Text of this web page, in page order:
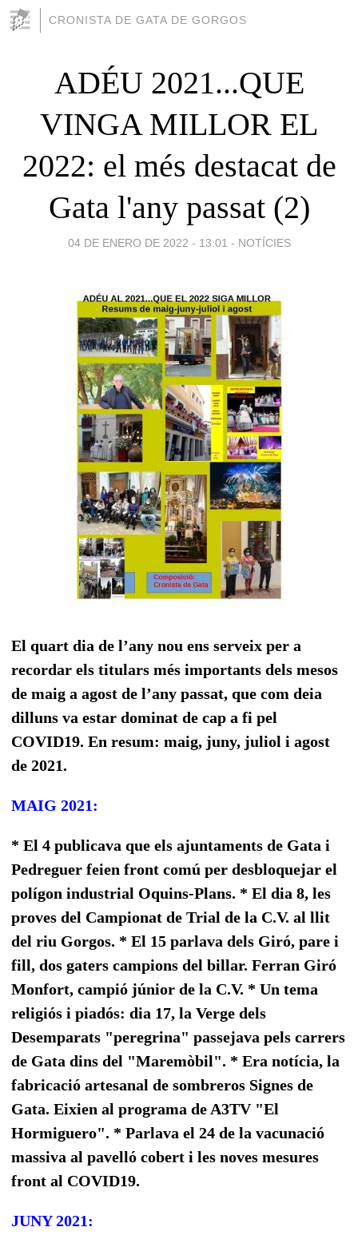
CRONISTA DE GATA DE GORGOS
ADÉU 2021...QUE
VINGA MILLOR EL
2022: el més destacat de
Gata l'any passat (2)
04 DE ENERO DE 2022 - 13:01 - NOTÍCIES
El quart dia de l’any nou ens serveix per a
recordar els titulars més importants dels mesos
de maig a agost de l’any passat, que com deia
dilluns va estar dominat de cap a fi pel
COVID19. En resum: maig, juny, juliol i agost
de 2021.
MAIG 2021:
* El 4 publicava que els ajuntaments de Gata i
Pedreguer feien front comú per desbloquejar el
polígon industrial Oquins-Plans. * El dia 8, les
proves del Campionat de Trial de la C.V. al llit
del riu Gorgos. * El 15 parlava dels Giró, pare i
fill, dos gaters campions del billar. Ferran Giró
Monfort, campió júnior de la C.V. * Un tema
religiós i piadós: dia 17, la Verge dels
Desemparats "peregrina" passejava pels carrers
de Gata dins del "Maremòbil". * Era notícia, la
fabricació artesanal de sombreros Signes de
Gata. Eixien al programa de A3TV "El
Hormiguero". * Parlava el 24 de la vacunació
massiva al pavelló cobert i les noves mesures
front al COVID19.
JUNY 2021: